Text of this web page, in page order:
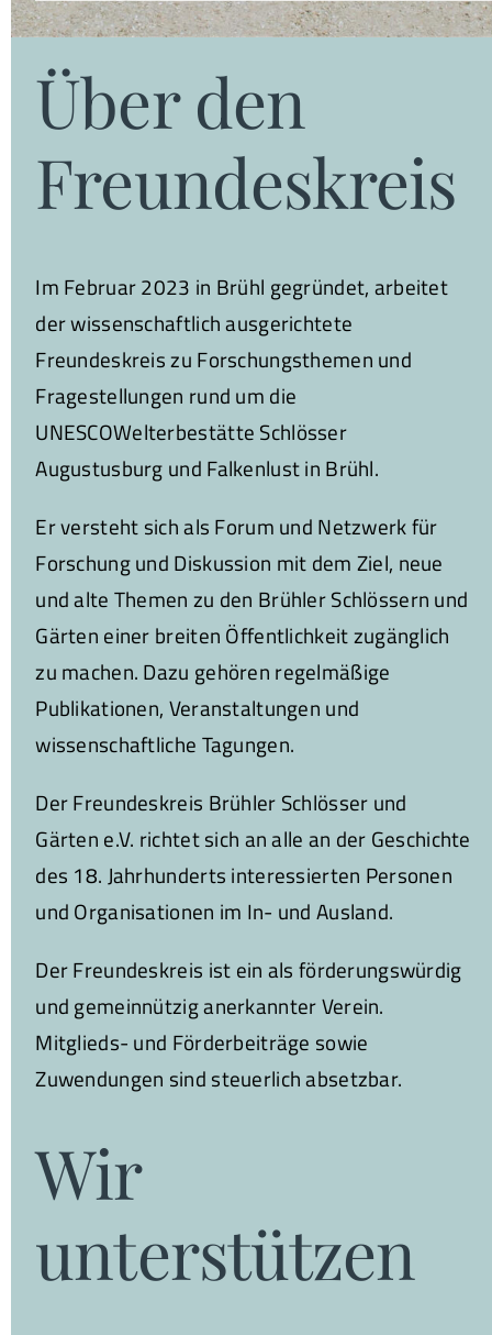
Über den
Freundeskreis
Im Februar 2023 in Brühl gegründet, arbeitet
der wissenschaftlich ausgerichtete
Freundeskreis zu Forschungsthemen und
Fragestellungen rund um die
UNESCOWelterbestätte Schlösser
Augustusburg und Falkenlust in Brühl.
Er versteht sich als Forum und Netzwerk für
Forschung und Diskussion mit dem Ziel, neue
und alte Themen zu den Brühler Schlössern und
Gärten einer breiten Öffentlichkeit zugänglich
zu machen. Dazu gehören regelmäßige
Publikationen, Veranstaltungen und
wissenschaftliche Tagungen.
Der Freundeskreis Brühler Schlösser und
Gärten e.V. richtet sich an alle an der Geschichte
des 18. Jahrhunderts interessierten Personen
und Organisationen im In- und Ausland.
Der Freundeskreis ist ein als förderungswürdig
und gemeinnützig anerkannter Verein.
Mitglieds- und Förderbeiträge sowie
Zuwendungen sind steuerlich absetzbar.
Wir
unterstützen